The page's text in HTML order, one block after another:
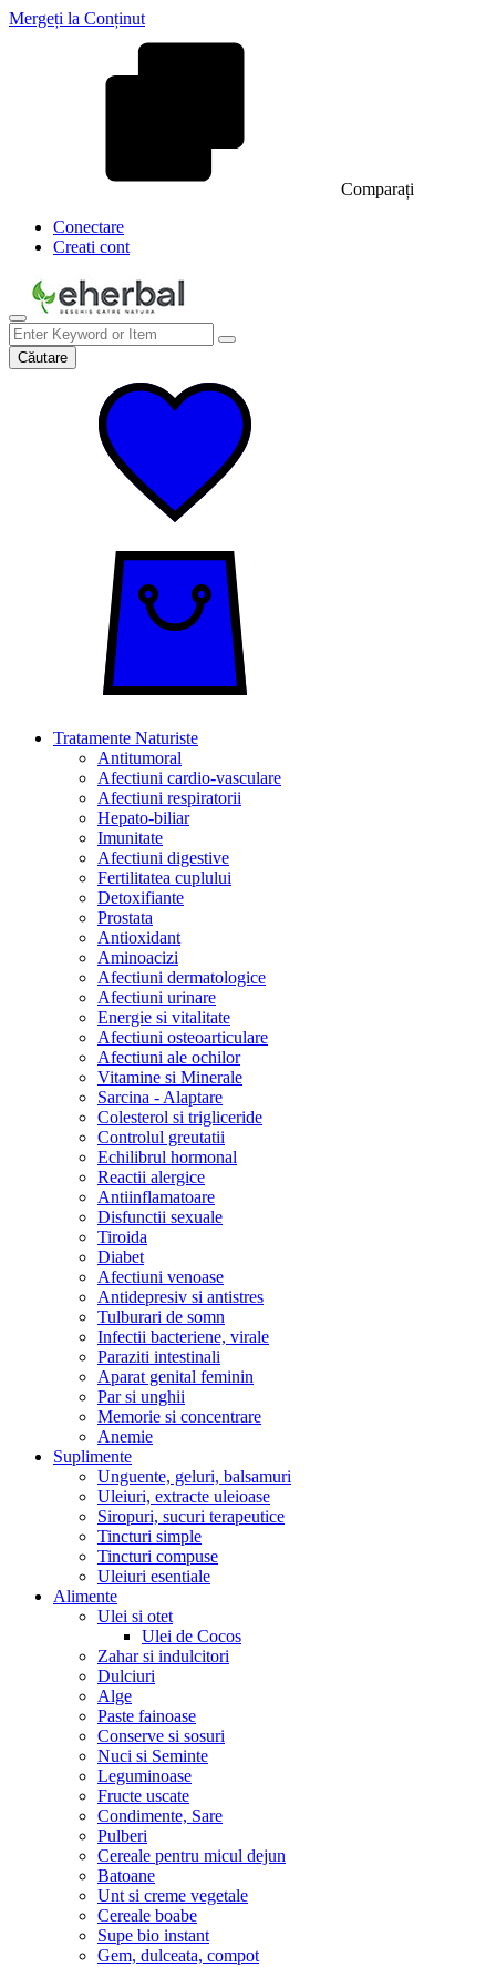
Mergeți la Conținut
Comparați
Conectare
Creati cont
Căutare
Tratamente Naturiste
Antitumoral
Afectiuni cardio-vasculare
Afectiuni respiratorii
Hepato-biliar
Imunitate
Afectiuni digestive
Fertilitatea cuplului
Detoxifiante
Prostata
Antioxidant
Aminoacizi
Afectiuni dermatologice
Afectiuni urinare
Energie si vitalitate
Afectiuni osteoarticulare
Afectiuni ale ochilor
Vitamine si Minerale
Sarcina - Alaptare
Colesterol si trigliceride
Controlul greutatii
Echilibrul hormonal
Reactii alergice
Antiinflamatoare
Disfunctii sexuale
Tiroida
Diabet
Afectiuni venoase
Antidepresiv si antistres
Tulburari de somn
Infectii bacteriene, virale
Paraziti intestinali
Aparat genital feminin
Par si unghii
Memorie si concentrare
Anemie
Suplimente
Unguente, geluri, balsamuri
Uleiuri, extracte uleioase
Siropuri, sucuri terapeutice
Tincturi simple
Tincturi compuse
Uleiuri esentiale
Alimente
Ulei si otet
Ulei de Cocos
Zahar si indulcitori
Dulciuri
Alge
Paste fainoase
Conserve si sosuri
Nuci si Seminte
Leguminoase
Fructe uscate
Condimente, Sare
Pulberi
Cereale pentru micul dejun
Batoane
Unt si creme vegetale
Cereale boabe
Supe bio instant
Gem, dulceata, compot